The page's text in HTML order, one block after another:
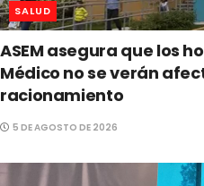
SALUD
ASEM asegura que los
Médico no se verán
racionamiento
5 DE AGOSTO DE 2026